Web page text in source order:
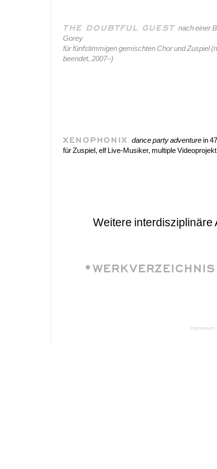
THE DOUBTFUL GUEST nach einer
Gorey
für fünfstimmigen gemischten Chor und Zuspiel
beendet, 2007–)
XENOPHONIX dance party adventure in
für Zuspiel, elf Live-Musiker, multiple
Weitere
Impressum·